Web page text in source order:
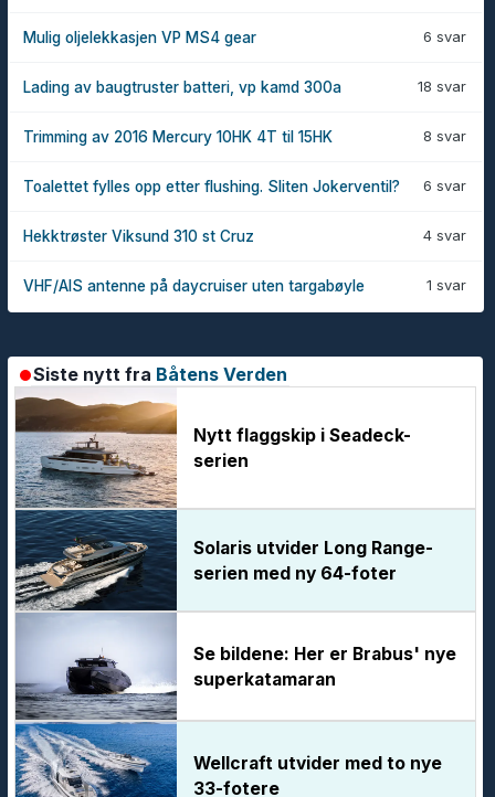
6 svar
Mulig oljelekkasjen VP MS4 gear
18 svar
Lading av baugtruster batteri, vp kamd 300a
8 svar
Trimming av 2016 Mercury 10HK 4T til 15HK
6 svar
Toalettet fylles opp etter flushing. Sliten Jokerventil?
4 svar
Hekktrøster Viksund 310 st Cruz
1 svar
VHF/AIS antenne på daycruiser uten targabøyle
Siste nytt fra Båtens Verden
Nytt flaggskip i Seadeck-
serien
Solaris utvider Long Range-
serien med ny 64-foter
Se bildene: Her er Brabus' nye
superkatamaran
Wellcraft utvider med to nye
33-fotere